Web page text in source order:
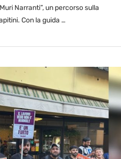
Narranti”, un percorso sulla
Con la guida …